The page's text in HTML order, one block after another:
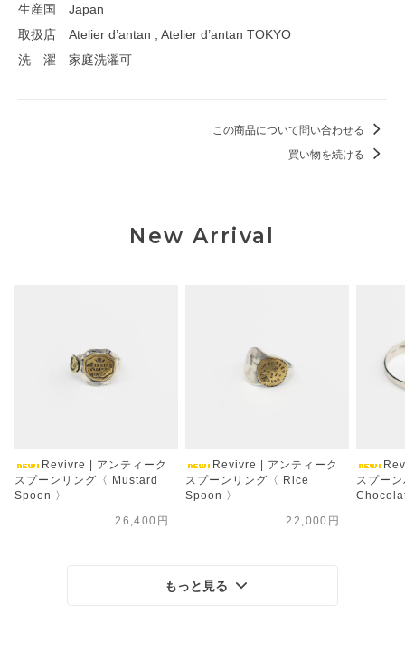
生産国 Japan
取扱店 Atelier d’antan , Atelier d’antan TOKYO
洗 濯 家庭洗濯可
この商品について問い合わせる
買い物を続ける
New Arrival
Revivre | アンティーク
スプーンリング〈 Mustard
Spoon 〉
26,400円
Revivre | アンティーク
スプーンリング〈 Rice
Spoon 〉
22,000円
スプー
もっと見る